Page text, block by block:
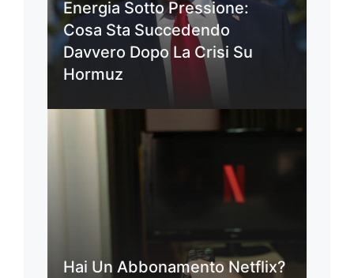
Energia Sotto Pressione:
Cosa Sta Succedendo
Davvero Dopo La Crisi Su
Hormuz
Hai Un Abbonamento Netflix?